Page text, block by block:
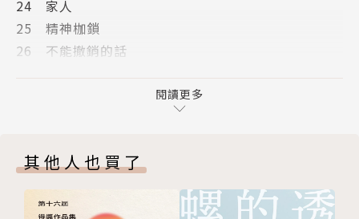
業於南卡羅萊納的軍納The Citadel，並獲得了物理學
學位。他曾經兩度在駐越南美軍中服役，獲得了卓越飛
行十字章、V字銅星章各兩枚越南勇敢十字章。身為一
論。他喜愛狩獵、捕魚和航海等戶外運動，以及紙牌、
24 家人
25 精神枷鎖
26 不能撤銷的話
31 馬希亞拉
32 封於塔瓦隆之焰
33 洗澡
閱讀更多
其他人也買了